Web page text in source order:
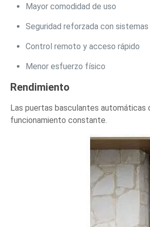
Mayor comodidad de uso
Seguridad reforzada con
Control remoto y acceso rápido
Menor esfuerzo físico
Rendimiento
Las puertas basculantes automáticas
funcionamiento constante.